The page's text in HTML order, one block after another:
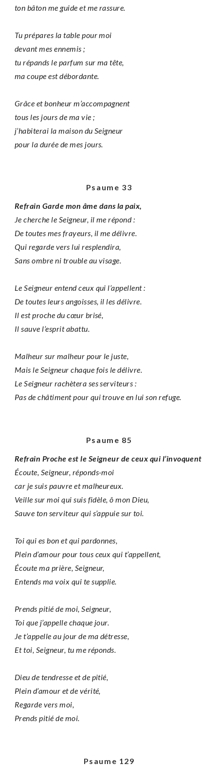
ton bâton me guide et me rassure.
Tu prépares la table pour moi
devant mes ennemis ;
tu répands le parfum sur ma tête,
ma coupe est débordante.
Grâce et bonheur m’accompagnent
tous les jours de ma vie ;
j’habiterai la maison du Seigneur
pour la durée de mes jours.
Psaume 33
Refrain Garde mon âme dans la paix,
Je cherche le Seigneur, il me répond :
De toutes mes frayeurs, il me délivre.
Qui regarde vers lui resplendira,
Sans ombre ni trouble au visage.
Le Seigneur entend ceux qui l’appellent :
De toutes leurs angoisses, il les délivre.
Il est proche du cœur brisé,
Il sauve l’esprit abattu.
Malheur sur malheur pour le juste,
Mais le Seigneur chaque fois le délivre.
Le Seigneur rachètera ses serviteurs :
Pas de châtiment pour qui trouve en lui son refuge.
Psaume 85
Refrain Proche est le Seigneur de ceux qui l’invoquent
Écoute, Seigneur, réponds-moi
car je suis pauvre et malheureux.
Veille sur moi qui suis fidèle, ô mon Dieu,
Sauve ton serviteur qui s’appuie sur toi.
Toi qui es bon et qui pardonnes,
Plein d’amour pour tous ceux qui t’appellent,
Écoute ma prière, Seigneur,
Entends ma voix qui te supplie.
Prends pitié de moi, Seigneur,
Toi que j’appelle chaque jour.
Je t’appelle au jour de ma détresse,
Et toi, Seigneur, tu me réponds.
Dieu de tendresse et de pitié,
Plein d’amour et de vérité,
Regarde vers moi,
Prends pitié de moi.
Psaume 129